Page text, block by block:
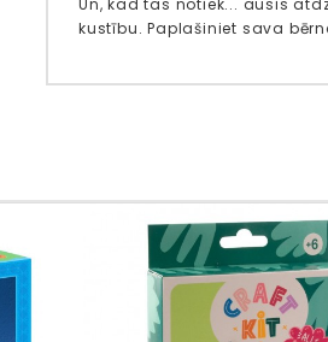
Un, kad tas notiek... ausis
kustību. Paplašiniet sava